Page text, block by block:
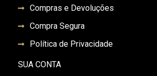
Compras e Devoluções
Compra Segura
Política de Privacidade
SUA CONTA